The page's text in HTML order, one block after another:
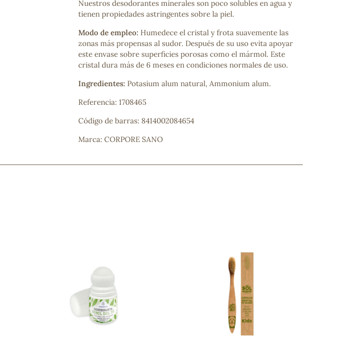
¿No encuentras tu producto?
contáctanosy lo encontraremos
Nuestros desodorantes minerales son poco solubles en agua y
tienen propiedades astringentes sobre la piel.
Modo de empleo: Humedece el cristal y frota suavemente las
zonas más propensas al sudor. Después de su uso evita apoyar
este envase sobre superficies porosas como el mármol. Este
cristal dura más de 6 meses en condiciones normales de uso.
Ingredientes: Potasium alum natural, Ammonium alum.
Referencia: 1708465
Código de barras: 8414002084654
Marca: CORPORE SANO